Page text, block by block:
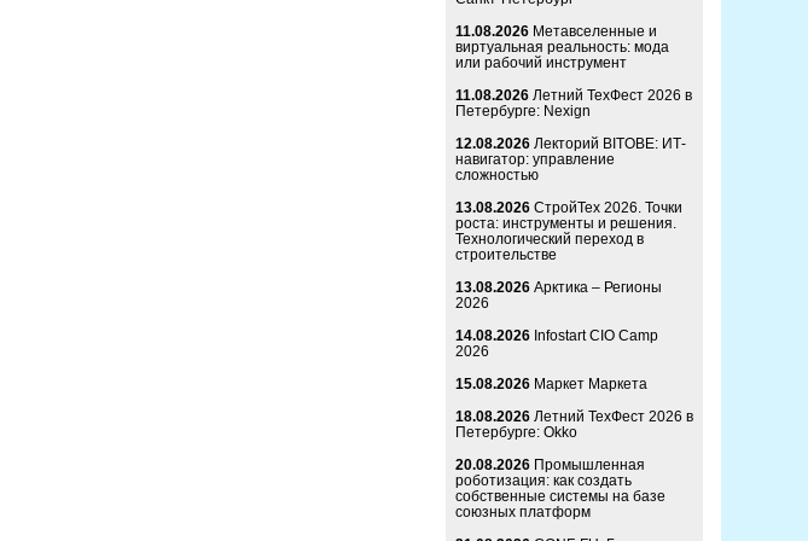
11.08.2026 Метавселенные и
виртуальная реальность: мода
или рабочий инструмент
11.08.2026 Летний ТехФест 2026 в
Петербурге: Nexign
12.08.2026 Лекторий BITOBE: ИТ-
навигатор: управление
сложностью
13.08.2026 СтройТех 2026. Точки
роста: инструменты и решения.
Технологический переход в
строительстве
13.08.2026 Арктика – Регионы
2026
14.08.2026 Infostart CIO Camp
2026
15.08.2026 Маркет Маркета
18.08.2026 Летний ТехФест 2026 в
Петербурге: Okko
20.08.2026 Промышленная
роботизация: как создать
собственные системы на базе
союзных платформ